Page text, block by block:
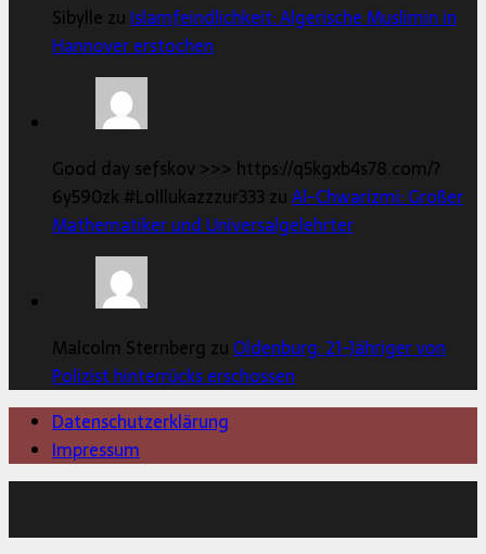
Sibylle zuIslamfeindlichkeit: Algerische Muslimin in
Hannover erstochen
Good day sefskov >>> https://q5kgxb4s78.com/?
6y590zk #Lolllukazzzur333 zuAl-Chwarizmi: Großer
Mathematiker und Universalgelehrter
Malcolm Sternberg zuOldenburg: 21-Jähriger von
Polizist hinterrücks erschossen
Datenschutzerklärung
Impressum